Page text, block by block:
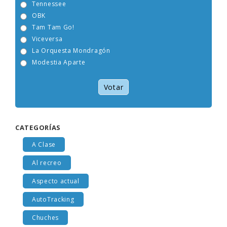
Tennessee
OBK
Tam Tam Go!
Viceversa
La Orquesta Mondragón
Modestia Aparte
Votar
CATEGORÍAS
A Clase
Al recreo
Aspecto actual
AutoTracking
Chuches